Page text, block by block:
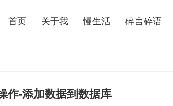
首页 关于我 慢生活 碎言碎语
作-添加数据到数据库